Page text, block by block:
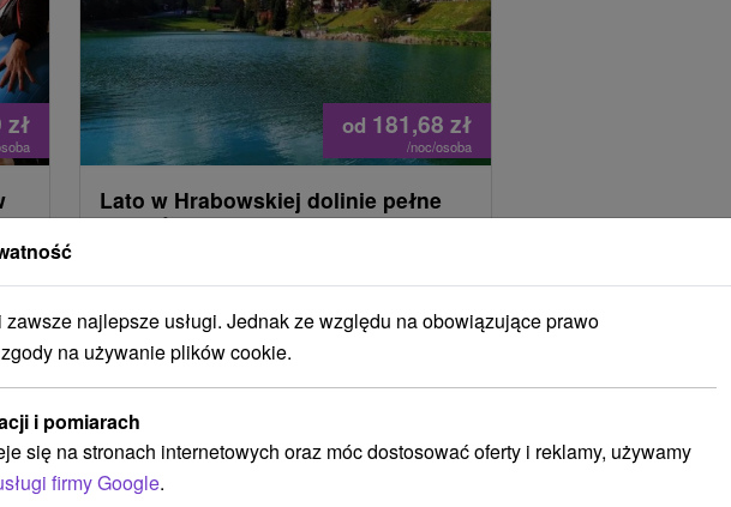
zł od 181,68 zł
/noc/osoba
Lato w Hrabowskiej dolinie pełne
przygód, aktywnego wypoczynku i
Hotel Hrabovo★★Hrabovská dolina
Ružomberok
9,6 (5 recenzji)Od 3 Noce
Jedno dziecko do lat 3 jest całkowicie bezpłatne,
a wszystkie dzieci mają dostęp do strefy zabawy
pełnej gier i rozrywki..
najlepsze usługi. Jednak ze względu na obowiązujące prawo
na używanie plików cookie.
i pomiarach
się na stronach internetowych oraz móc dostosować oferty i reklamy, używamy
firmy Google.